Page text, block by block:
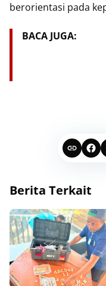
berorientasi pada
BACA JUGA:
Berita Terkait